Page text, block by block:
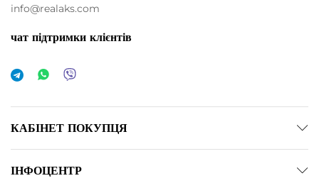
info@realaks.com
чат підтримки клієнтів
КАБІНЕТ ПОКУПЦЯ
ІНФОЦЕНТР